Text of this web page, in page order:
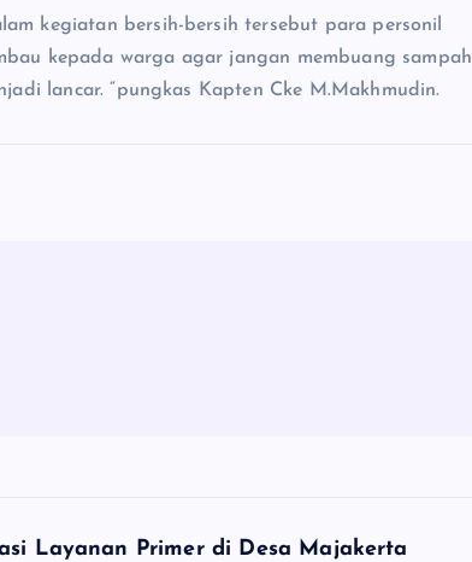
kegiatan bersih-bersih tersebut para personil
kepada warga agar jangan membuang sampah
lancar. “pungkas Kapten Cke M.Makhmudin.
Layanan Primer di Desa Majakerta